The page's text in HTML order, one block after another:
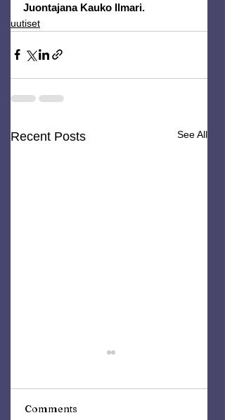
Juontajana Kauko Ilmari.
uutiset
Recent Posts See All
Comments